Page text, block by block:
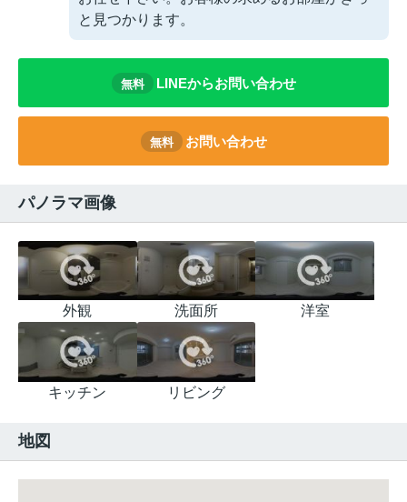
と見つかります。
無料 LINEからお問い合わせ
無料 お問い合わせ
パノラマ画像
外観 洗面所 洋室
キッチン リビング
地図